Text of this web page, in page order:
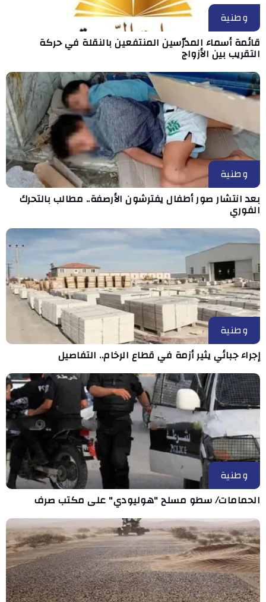
وطنية
قائمة أسماء المدرّسين المنتفعين بالنقلة في حركة
التقريب بين الأزواج
وطنية
بعد انتشار صور أطفال يفترشون الأرصفة.. مطالب بالتحرك
الفوري
وطنية
إجراء جبائي يثير أزمة في قطاع الرخام.. التفاصيل
وطنية
الحمامات/ سطو مسلح "هوليودي" على مكتب صرف